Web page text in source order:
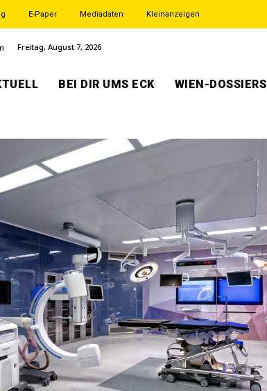
E-Paper Mediadaten Kleinanzeigen
Freitag, August 7, 2026
BEI DIR UMS ECK WIEN-DOSSIERS